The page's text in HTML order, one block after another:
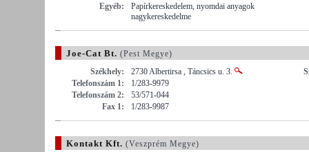
Egyéb:
Papírkereskedelem, nyomdai anyagok
nagykereskedelme
Joe-Cat Bt. (Pest Megye)
Székhely:
2730 Albertirsa , Táncsics u. 3.
Telefonszám 1:
1/283-9979
Telefonszám 2:
53/571-044
Fax 1:
1/283-9987
Kontakt Kft. (Veszprém Megye)